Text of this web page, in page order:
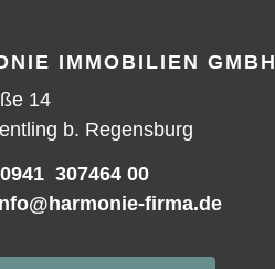
IMMOBILIEN GMBH
14
b. Regensburg
0941 307464 00
firma.de